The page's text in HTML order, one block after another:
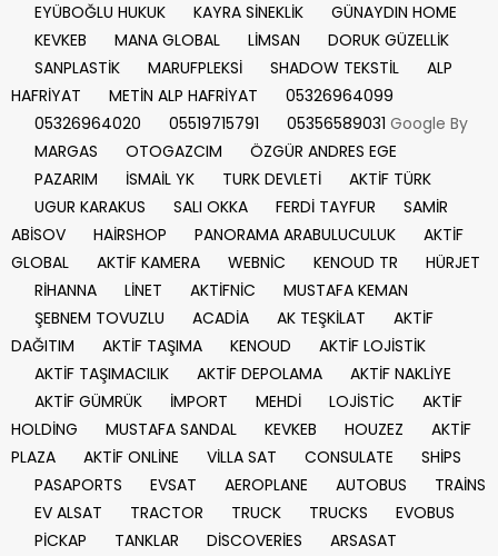
EYÜBOĞLU HUKUK
KAYRA SİNEKLİK
GÜNAYDIN HOME
KEVKEB
MANA GLOBAL LİMSAN
DORUK GÜZELLİK
SANPLASTİK
MARUFPLEKSİ SHADOW TEKSTİL
ALP
HAFRİYAT
METİN ALP HAFRİYAT
05326964099
05326964020
05519715791 05356589031 Google By
MARGAS
OTOGAZCIM
ÖZGÜR ANDRES EGE
PAZARIM
İSMAİL YK TURK DEVLETİ
AKTİF TÜRK
UGUR KARAKUS
SALI OKKA FERDİ TAYFUR
SAMİR
ABİSOV
HAİRSHOP PANORAMA ARABULUCULUK
AKTİF
GLOBAL
AKTİF KAMERA WEBNİC KENOUD TR
HÜRJET
RİHANNA
LİNET AKTİFNİC
MUSTAFA KEMAN
ŞEBNEM TOVUZLU
ACADİA AK TEŞKİLAT
AKTİF
DAĞITIM
AKTİF TAŞIMA KENOUD
AKTİF LOJİSTİK
AKTİF TAŞIMACILIK
AKTİF DEPOLAMA
AKTİF NAKLİYE
AKTİF GÜMRÜK
İMPORT MEHDİ LOJİSTİC
AKTİF
HOLDİNG
MUSTAFA SANDAL KEVKEB HOUZEZ
AKTİF
PLAZA
AKTİF ONLİNE VİLLA SAT CONSULATE
SHİPS
PASAPORTS
EVSAT AEROPLANE AUTOBUS
TRAİNS
EV ALSAT
TRACTOR TRUCK TRUCKS
EVOBUS
PİCKAP
TANKLAR DİSCOVERİES
ARSASAT